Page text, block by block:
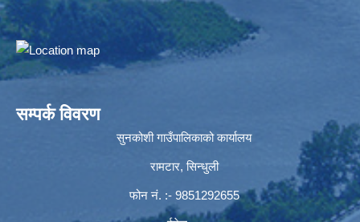
सम्पर्क विवरण
सुनकोशी गाउँपालिकाको कार्यालय
रामटार, सिन्धुली
फोन नं‍. :- 9851292655